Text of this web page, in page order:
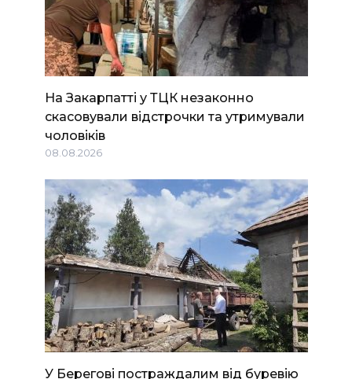
На Закарпатті у ТЦК незаконно
скасовували відстрочки та утримували
чоловіків
08.08.2026
У Берегові постраждалим від буревію